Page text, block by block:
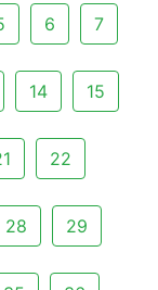
6 7
14 15
22
28 29